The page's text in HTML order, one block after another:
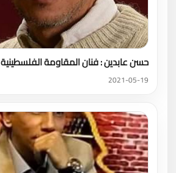
حسن عابدين : فنان المقاومة الفلسطينية
2021-05-19